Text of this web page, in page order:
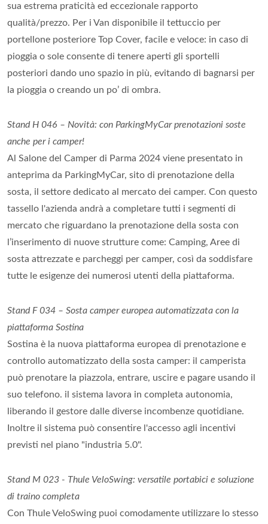
sua estrema praticità ed eccezionale rapporto
qualità/prezzo. Per i Van disponibile il tettuccio per
portellone posteriore Top Cover, facile e veloce: in caso di
pioggia o sole consente di tenere aperti gli sportelli
posteriori dando uno spazio in più, evitando di bagnarsi per
la pioggia o creando un po’ di ombra.
Stand H 046 – Novità: con ParkingMyCar prenotazioni soste
anche per i camper!
Al Salone del Camper di Parma 2024 viene presentato in
anteprima da ParkingMyCar, sito di prenotazione della
sosta, il settore dedicato al mercato dei camper. Con questo
tassello l'azienda andrà a completare tutti i segmenti di
mercato che riguardano la prenotazione della sosta con
l’inserimento di nuove strutture come: Camping, Aree di
sosta attrezzate e parcheggi per camper, così da soddisfare
tutte le esigenze dei numerosi utenti della piattaforma.
Stand F 034 – Sosta camper europea automatizzata con la
piattaforma Sostina
Sostina è la nuova piattaforma europea di prenotazione e
controllo automatizzato della sosta camper: il camperista
può prenotare la piazzola, entrare, uscire e pagare usando il
suo telefono. il sistema lavora in completa autonomia,
liberando il gestore dalle diverse incombenze quotidiane.
Inoltre il sistema può consentire l'accesso agli incentivi
previsti nel piano "industria 5.0".
Stand M 023 - Thule VeloSwing: versatile portabici e soluzione
di traino completa
Con Thule VeloSwing puoi comodamente utilizzare lo stesso